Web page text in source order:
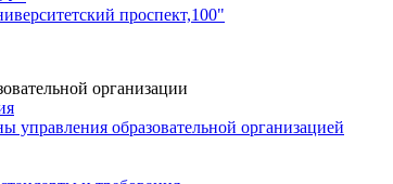
проспект,100"
организации
управления образовательной организацией